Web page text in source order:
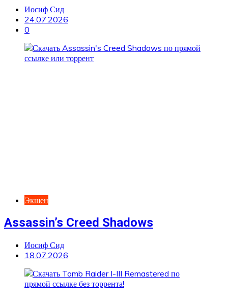
Иосиф Сид
24.07.2026
0
Экшен
Assassin’s Creed Shadows
Иосиф Сид
18.07.2026